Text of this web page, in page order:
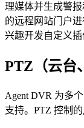
理媒体并生成警报
的远程网站门户
兴趣开发自定义
PTZ（云台
Agent DVR 为多
支持。PTZ 控制